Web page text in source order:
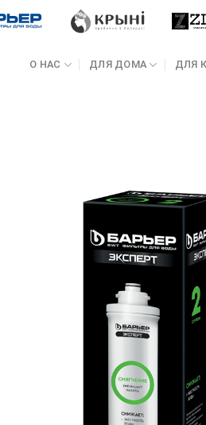
О НАС ДЛЯ ДОМА ДЛЯ